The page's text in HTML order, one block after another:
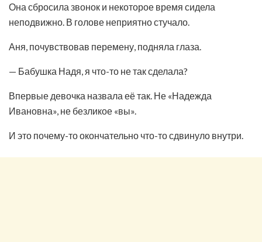
Она сбросила звонок и некоторое время сидела
неподвижно. В голове неприятно стучало.
Аня, почувствовав перемену, подняла глаза.
— Бабушка Надя, я что-то не так сделала?
Впервые девочка назвала её так. Не «Надежда
Ивановна», не безликое «вы».
И это почему-то окончательно что-то сдвинуло внутри.